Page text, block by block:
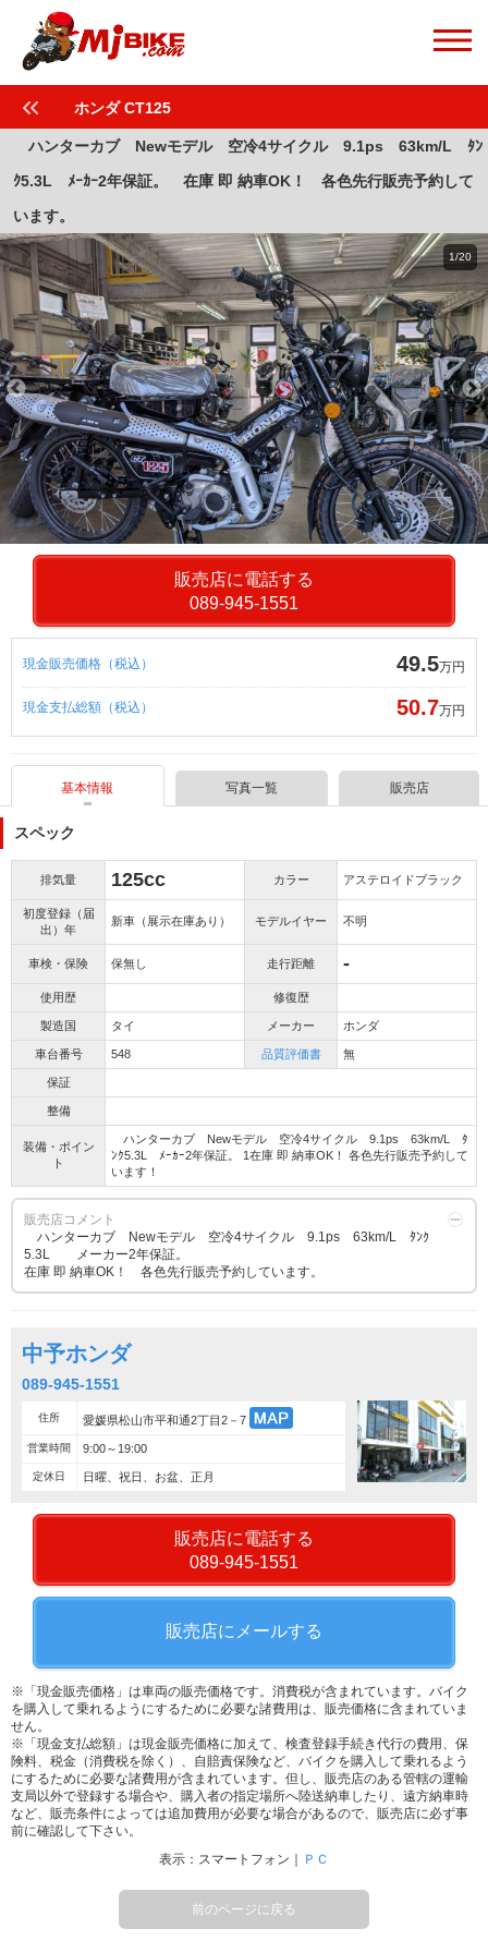
ホンダ CT125
ハンターカブ Newモデル 空冷4サイクル 9.1ps 63km/L ﾀﾝ
ｸ5.3L ﾒｰｶｰ2年保証。 在庫 即 納車OK！ 各色先行販売予約して
います。
1/20
販売店に電話する
089-945-1551
現金販売価格（税込） 49.5万円
現金支払総額（税込） 50.7万円
基本情報 写真一覧 販売店
スペック
排気量 125cc カラー アステロイドブラック
初度登録（届
出）年
新車（展示在庫あり） モデルイヤー 不明
車検・保険 保無し 走行距離 -
使用歴 修復歴
製造国 タイ メーカー ホンダ
車台番号 548 品質評価書 無
保証
整備
装備・ポイン
ト
ハンターカブ Newモデル 空冷4サイクル 9.1ps 63km/L ﾀ
ﾝｸ5.3L ﾒｰｶｰ2年保証。 1在庫 即 納車OK！ 各色先行販売予約して
います！
販売店コメント
ハンターカブ Newモデル 空冷4サイクル 9.1ps 63km/L ﾀﾝｸ
5.3L メーカー2年保証。
在庫 即 納車OK！ 各色先行販売予約しています。
中予ホンダ
089-945-1551
住所 愛媛県松山市平和通2丁目2－7
営業時間 9:00～19:00
定休日 日曜、祝日、お盆、正月
販売店に電話する
089-945-1551
販売店にメールする
※「現金販売価格」は車両の販売価格です。消費税が含まれています。バイク
を購入して乗れるようにするために必要な諸費用は、販売価格に含まれていま
せん。
※「現金支払総額」は現金販売価格に加えて、検査登録手続き代行の費用、保
険料、税金（消費税を除く）、自賠責保険など、バイクを購入して乗れるよう
にするために必要な諸費用が含まれています。但し、販売店のある管轄の運輸
支局以外で登録する場合や、購入者の指定場所へ陸送納車したり、遠方納車時
など、販売条件によっては追加費用が必要な場合があるので、販売店に必ず事
前に確認して下さい。
表示：スマートフォン｜
ＰＣ
前のページに戻る